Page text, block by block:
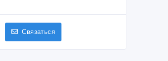
Связаться